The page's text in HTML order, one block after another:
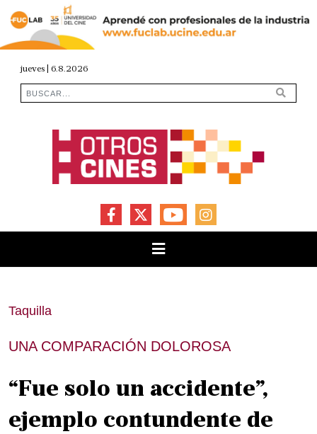
jueves | 6.8.2026
FACEBOOKYOUTUBEINSTAGRAM
Taquilla
UNA COMPARACIÓN DOLOROSA
“Fue solo un accidente”,
ejemplo contundente de